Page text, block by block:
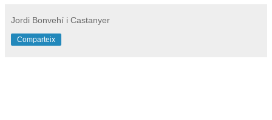
Jordi Bonvehí i Castanyer
Comparteix